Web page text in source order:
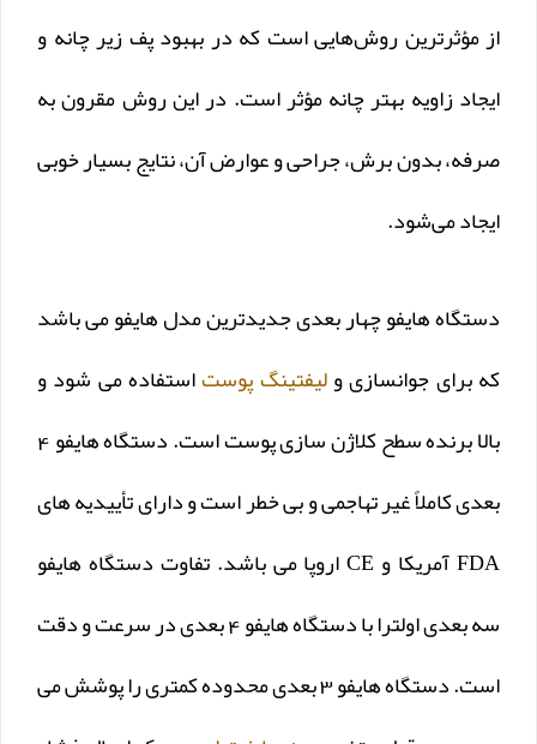
از مؤثرترین روش‌هایی است که در بهبود پف زیر چانه و
ایجاد زاویه بهتر چانه مؤثر است. در این روش مقرون به
صرفه، بدون برش، جراحی و عوارض آن، نتایج بسیار خوبی
ایجاد می‌شود.
دستگاه هایفو چهار بعدی جدیدترین مدل هایفو می باشد
که برای جوانسازی ولیفتینگ پوستاستفاده می شود و
بالا برنده سطح کلاژن سازی پوست است. دستگاه هایفو 4
بعدی کاملاً غیر تهاجمی و بی خطر است و دارای تأییدیه های
FDA آمریکا و CE اروپا می باشد. تفاوت دستگاه هایفو
سه بعدی اولترا با دستگاه هایفو 4 بعدی در سرعت و دقت
است. دستگاه هایفو 3 بعدی محدوده کمتری را پوشش می